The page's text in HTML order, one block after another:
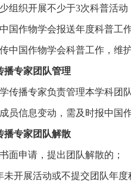
组织开展不少于3次科普活动
国作物学会报送年度科普工
中国作物学会科普工作，维
播专家团队管理
学传播专家负责管理本学科团
员信息变动，需及时报中国
播专家团队解散
面申请，提出团队解散的；
未开展活动或不提交团队年度